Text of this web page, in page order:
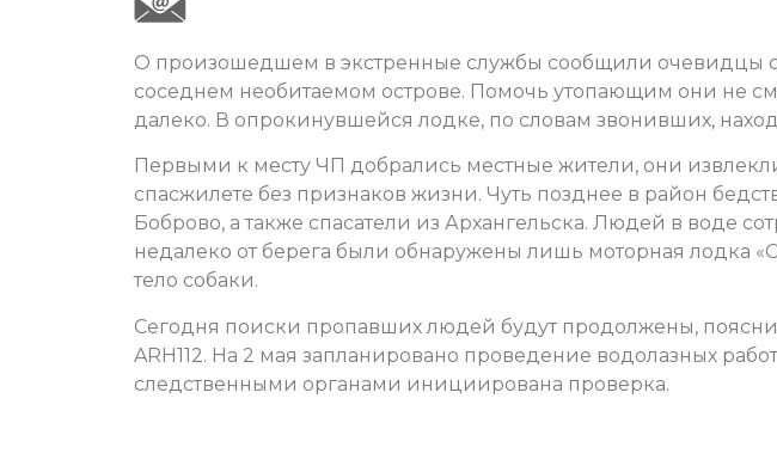
О произошедшем в экстренные службы сообщили очевидцы
соседнем необитаемом острове. Помочь утопающим они не
далеко. В опрокинувшейся лодке, по словам звонивших,
Первыми к месту ЧП добрались местные жители, они
спасжилете без признаков жизни. Чуть позднее в район
Боброво, а также спасатели из Архангельска. Людей в воде
недалеко от берега были обнаружены лишь моторная лодка
тело собаки.
Сегодня поиски пропавших людей будут продолжены,
ARH112. На 2 мая запланировано проведение водолазных
следственными органами инициирована проверка.